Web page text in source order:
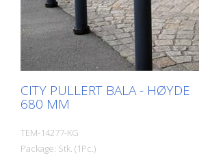
CITY PULLERT BALA - HØYDE
680 MM
TEM-14277-KG
Package: Stk. (1Pc.)